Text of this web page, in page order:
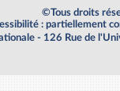
©Tous droits
: partiellement
- 126 Rue de